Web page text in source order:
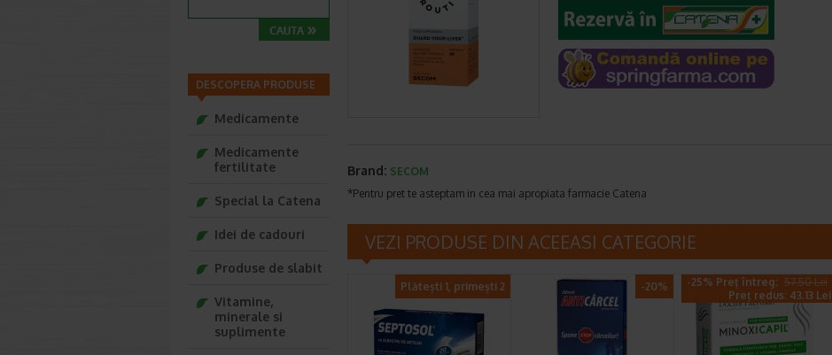
Brand: SECOM
*Pentru pret te asteptam in cea mai apropiata farmacie Catena
VEZI PRODUSE DIN ACEEASI CATEGORIE
Plătești 1, primești 2 -20% -25% Preț întreg: 57.50 Lei
Preț redus: 43.13 Lei
DESCOPERA PRODUSE
Medicamente
Medicamente
fertilitate
Special la Catena
Idei de cadouri
Produse de slabit
Vitamine,
minerale si
suplimente